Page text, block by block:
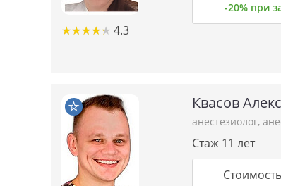
★★★★★
★★★★★ 4.3
-20% при
Квасов
анестезиолог,
Стаж 11 лет